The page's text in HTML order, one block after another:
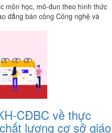
môn học, mô-đun theo hình thức
đẳng bán công Công nghệ và
CĐBC về thực
lượng cơ sở giáo